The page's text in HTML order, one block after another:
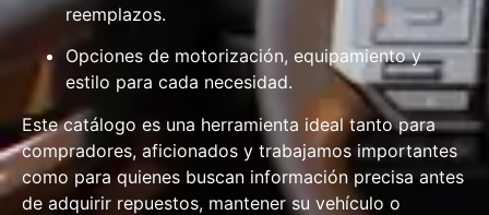
reemplazos.
Opciones de motorización, equipamiento y
estilo para cada necesidad.
Este catálogo es una herramienta ideal tanto para
compradores, aficionados y trabajamos importantes
como para quienes buscan información precisa antes
de adquirir repuestos, mantener su vehículo o